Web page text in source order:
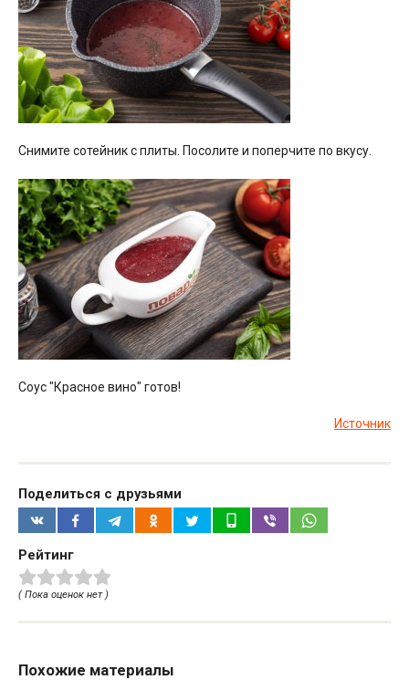
Снимите сотейник с плиты. Посолите и поперчите по вкусу.
Соус "Красное вино" готов!
Источник
Поделиться с друзьями
Рейтинг
( Пока оценок нет )
Похожие материалы